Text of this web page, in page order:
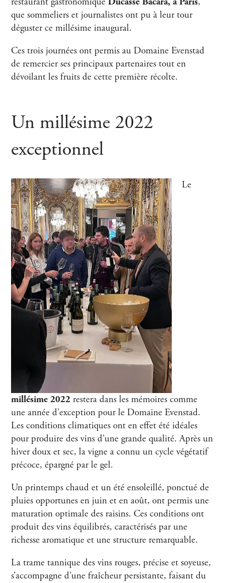
que sommeliers et journalistes ont pu à leur tour
déguster ce millésime inaugural.
Ces trois journées ont permis au Domaine Evenstad
de remercier ses principaux partenaires tout en
dévoilant les fruits de cette première récolte.
Un millésime 2022
exceptionnel
Le
millésime 2022 restera dans les mémoires comme
une année d’exception pour le Domaine Evenstad.
Les conditions climatiques ont en effet été idéales
pour produire des vins d’une grande qualité. Après un
hiver doux et sec, la vigne a connu un cycle végétatif
précoce, épargné par le gel.
Un printemps chaud et un été ensoleillé, ponctué de
pluies opportunes en juin et en août, ont permis une
maturation optimale des raisins. Ces conditions ont
produit des vins équilibrés, caractérisés par une
richesse aromatique et une structure remarquable.
La trame tannique des vins rouges, précise et soyeuse,
s’accompagne d’une fraîcheur persistante, faisant du